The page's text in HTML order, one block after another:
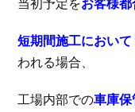
当初予定をお客様
短期間施工におい
われる場合、
工場内部での車庫